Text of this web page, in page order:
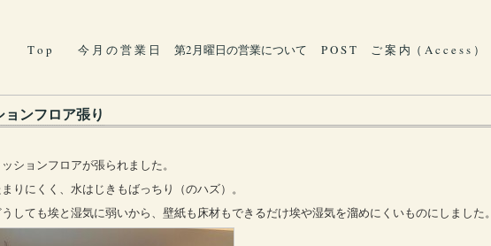
T o p
今 月 の 営 業 日 第2月曜日の営業について P O S T ご 案 内（ A c c e s s ）
ョンフロア張り
ションフロアが張られました。
りにくく、水はじきもばっちり（のハズ）。
しても埃と湿気に弱いから、壁紙も床材もできるだけ埃や湿気を溜めにくいものにしました。